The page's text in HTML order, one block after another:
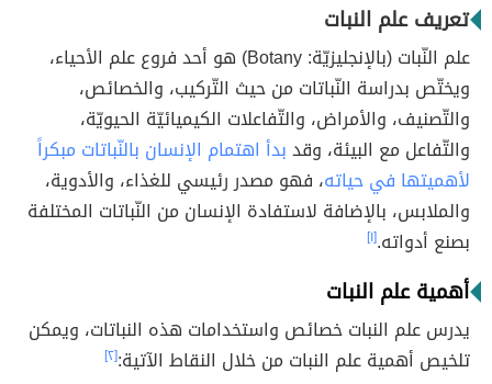
تعريف علم النبات
علم النّبات (بالإنجليزيّة: Botany) هو أحد فروع علم الأحياء،
ويختّص بدراسة النّباتات من حيث التّركيب، والخصائص،
والتّصنيف، والأمراض، والتّفاعلات الكيميائيّة الحيويّة،
والتّفاعل مع البيئة، وقدبدأ اهتمام الإنسان بالنّباتات مبكراََ
لأهميتها في حياته، فهو مصدر رئيسي للغذاء، والأدوية،
والملابس، بالإضافة لاستفادة الإنسان من النّباتات المختلفة
بصنع أدواته.[١]
أهمية علم النبات
يدرس علم النبات خصائص واستخدامات هذه النباتات، ويمكن
تلخيص أهمية علم النبات من خلال النقاط الآتية:[٢]